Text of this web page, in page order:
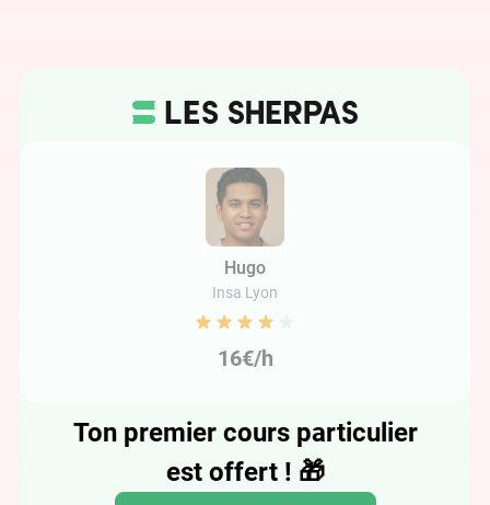
Hugo
Insa Lyon
16€/h
Ton premier cours particulier
est offert ! 🎁